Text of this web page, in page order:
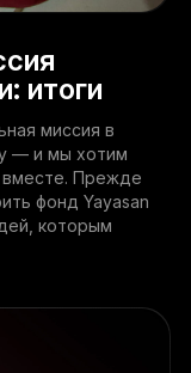
итоги
миссия в
— и мы хотим
вместе. Прежде
фонд Yayasan
которым